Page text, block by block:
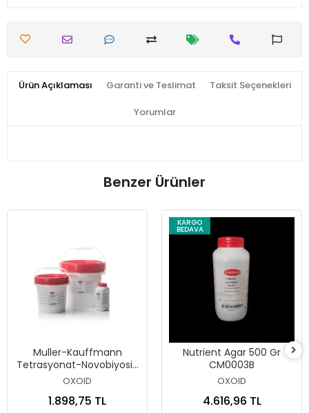
Ürün Açıklaması Garanti ve Teslimat Taksit Seçenekleri
Yorumlar
Benzer Ürünler
Muller-Kauffmann
Tetrasyonat-Novobiyosin
Broth (MkTTn) 500 Gr
OXOID
1.898,75 TL
KARGO
BEDAVA
Nutrient Agar 500 Gr
CM0003B
OXOID
4.616,96 TL